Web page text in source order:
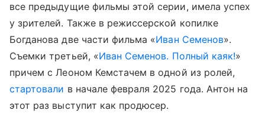
все предыдущие фильмы этой серии, имела успех
у зрителей. Также в режиссерской копилке
Богданова две части фильма «Иван Семенов».
Съемки третьей, «Иван Семенов. Полный каяк!»
причем с Леоном Кемстачем в одной из ролей,
стартовали в начале февраля 2025 года. Антон на
этот раз выступит как продюсер.